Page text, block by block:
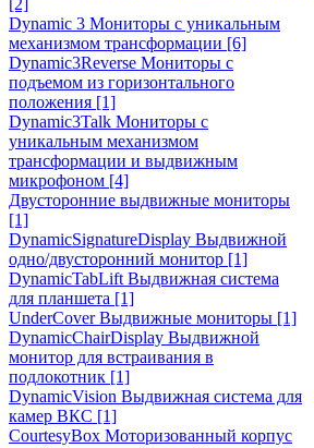
[2]
Dynamic 3 Мониторы с уникальным
механизмом трансформации [6]
Dynamic3Reverse Мониторы с
подъемом из горизонтального
положения [1]
Dynamic3Talk Мониторы с
уникальным механизмом
трансформации и выдвижным
микрофоном [4]
Двусторонние выдвижные мониторы
[1]
DynamicSignatureDisplay Выдвижной
одно/двусторонний монитор [1]
DynamicTabLift Выдвижная система
для планшета [1]
UnderCover Выдвижные мониторы [1]
DynamicChairDisplay Выдвижной
монитор для встраивания в
подлокотник [1]
DynamicVision Выдвижная система для
камер ВКС [1]
CourtesyBox Моторизованный корпус